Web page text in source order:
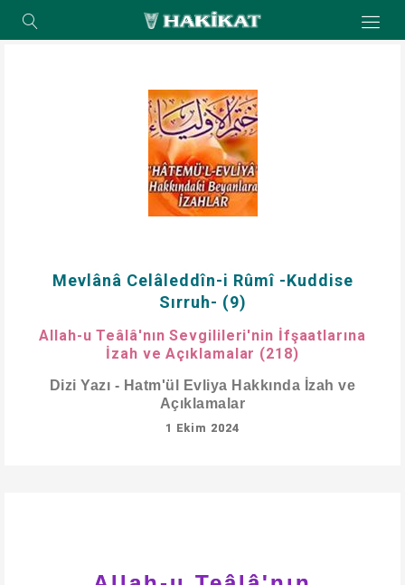
Mevlânâ Celâleddîn-i Rûmî -Kuddise
Sırruh- (9)
Allah-u Teâlâ'nın Sevgilileri'nin İfşaatlarına
İzah ve Açıklamalar (218)
Dizi Yazı - Hatm'ül Evliya Hakkında İzah ve
Açıklamalar
1 Ekim 2024